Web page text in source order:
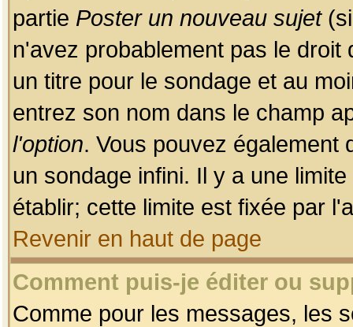
partie Poster un nouveau sujet(si
n'avez probablement pas le
un titre pour le sondage et au
entrez son nom dans le champ
l'option. Vous pouvez également
un sondage infini. Il y a une
établir; cette limite est fixée par
Revenir en haut de page
Comment puis-je éditer ou
Comme pour les messages, les